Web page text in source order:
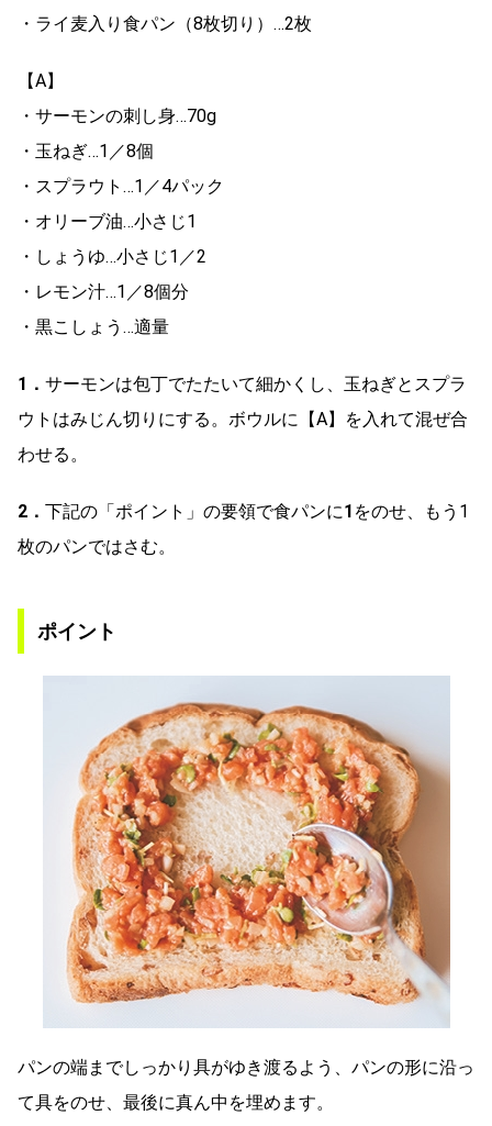
・ライ麦入り食パン（8枚切り）…2枚
【A】
・サーモンの刺し身…70g
・玉ねぎ…1／8個
・スプラウト…1／4パック
・オリーブ油…小さじ1
・しょうゆ…小さじ1／2
・レモン汁…1／8個分
・黒こしょう…適量
1． サーモンは包丁でたたいて細かくし、玉ねぎとスプラ
ウトはみじん切りにする。ボウルに【A】を入れて混ぜ合
わせる。
2． 下記の「ポイント」の要領で食パンに1 をのせ、もう1
枚のパンではさむ。
ポイント
パンの端までしっかり具がゆき渡るよう、パンの形に沿っ
て具をのせ、最後に真ん中を埋めます。